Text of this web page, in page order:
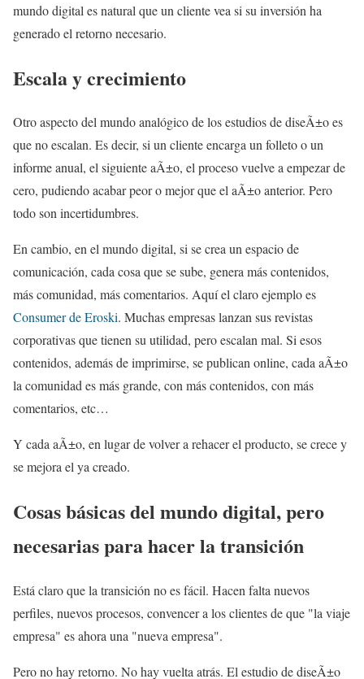
mundo digital es natural que un cliente vea si su inversión ha
generado el retorno necesario.
Escala y crecimiento
Otro aspecto del mundo analógico de los estudios de diseÃ±o es
que no escalan. Es decir, si un cliente encarga un folleto o un
informe anual, el siguiente aÃ±o, el proceso vuelve a empezar de
cero, pudiendo acabar peor o mejor que el aÃ±o anterior. Pero
todo son incertidumbres.
En cambio, en el mundo digital, si se crea un espacio de
comunicación, cada cosa que se sube, genera más contenidos,
más comunidad, más comentarios. Aquí el claro ejemplo es
Consumer de Eroski. Muchas empresas lanzan sus revistas
corporativas que tienen su utilidad, pero escalan mal. Si esos
contenidos, además de imprimirse, se publican online, cada aÃ±o
la comunidad es más grande, con más contenidos, con más
comentarios, etc…
Y cada aÃ±o, en lugar de volver a rehacer el producto, se crece y
se mejora el ya creado.
Cosas básicas del mundo digital, pero
necesarias para hacer la transición
Está claro que la transición no es fácil. Hacen falta nuevos
perfiles, nuevos procesos, convencer a los clientes de que "la viaje
empresa" es ahora una "nueva empresa".
Pero no hay retorno. No hay vuelta atrás. El estudio de diseÃ±o